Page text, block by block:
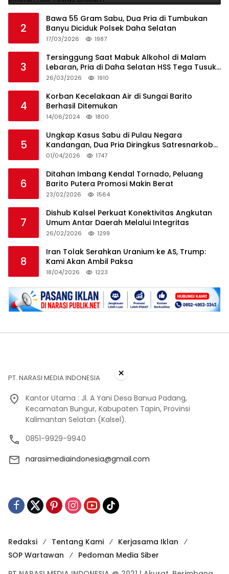
2
Bawa 55 Gram Sabu, Dua Pria di Tumbukan
Banyu Diciduk Polsek Daha Selatan
17/03/2026 1987
3
Tersinggung Saat Mabuk Alkohol di Malam
Lebaran, Pria di Daha Selatan HSS Tega Tusuk
Teman Sendiri
26/03/2026 1910
4
Korban Kecelakaan Air di Sungai Barito
Berhasil Ditemukan
14/06/2024 1800
5
Ungkap Kasus Sabu di Pulau Negara
Kandangan, Dua Pria Diringkus Satresnarkoba
HSS
01/04/2026 1747
6
Ditahan Imbang Kendal Tornado, Peluang
Barito Putera Promosi Makin Berat
23/02/2026 1564
7
Dishub Kalsel Perkuat Konektivitas Angkutan
Umum Antar Daerah Melalui Integritas
26/02/2026 1299
8
Iran Tolak Serahkan Uranium ke AS, Trump:
Kami Akan Ambil Paksa
18/04/2026 1223
PT. NARASI MEDIA INDONESIA
Kantor Utama : Jl. A Yani Desa Banua Padang,
Kecamatan Bungur, Kabupaten Tapin, Provinsi
Kalimantan Selatan (Kalsel).
0851-9929-9940
narasimediaindonesia@gmail.com
Redaksi Tentang Kami
Kerjasama Iklan
SOP Wartawan
Pedoman Media Siber
×